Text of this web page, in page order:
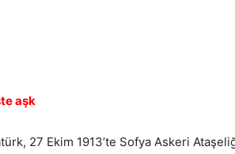
aşk
27 Ekim 1913’te Sofya Askeri